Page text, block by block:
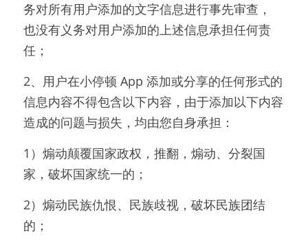
务对所有用户添加的文字信息进行事先审查，
也没有义务对用户添加的上述信息承担任何责
任；
2、用户在小停顿 App 添加或分享的任何形式的
信息内容不得包含以下内容，由于添加以下内容
造成的问题与损失，均由您自身承担：
1）煽动颠覆国家政权，推翻，煽动、分裂国
家，破坏国家统一的；
2）煽动民族仇恨、民族歧视，破坏民族团结
的；